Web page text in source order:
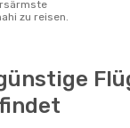
zu reisen.